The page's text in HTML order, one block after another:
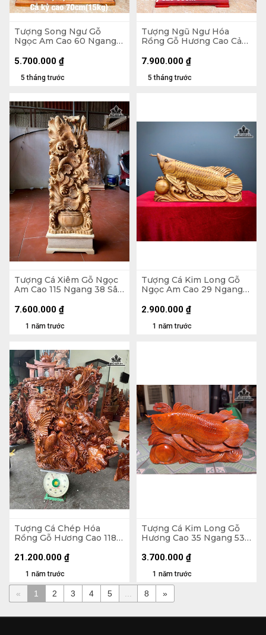
Tượng Song Ngư Gỗ
Ngọc Am Cao 60 Ngang
70 - 15kg
5 tháng trước
5.700.000 ₫
Tượng Ngũ Ngư Hóa
Rồng Gỗ Hương Cao Cả
(cm) - 18kg - Kỷ Cao 10
5 tháng trước
7.900.000 ₫
Tượng Cá Xiêm Gỗ Ngọc
Am Cao 115 Ngang 38 Sâu
1 năm trước
7.600.000 ₫
Tượng Cá Kim Long Gỗ
Ngọc Am Cao 29 Ngang
1 năm trước
2.900.000 ₫
Tượng Cá Chép Hóa
Rồng Gỗ Hương Cao 118
1 năm trước
21.200.000 ₫
Tượng Cá Kim Long Gỗ
Hương Cao 35 Ngang 53
1 năm trước
3.700.000 ₫
« 1 2 3 4 5 8 »